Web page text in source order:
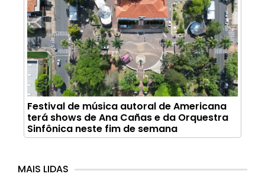
Festival de música autoral de Americana
terá shows de Ana Cañas e da Orquestra
Sinfônica neste fim de semana
MAIS LIDAS